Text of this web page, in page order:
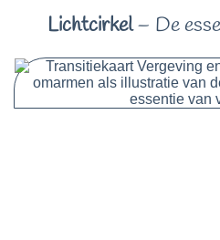
Lichtcirkel– De